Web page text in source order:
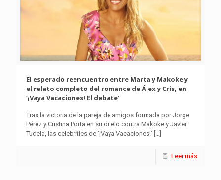
El esperado reencuentro entre Marta y Makoke y
el relato completo del romance de Álex y Cris, en
‘¡Vaya Vacaciones! El debate’
Tras la victoria de la pareja de amigos formada por Jorge
Pérez y Cristina Porta en su duelo contra Makoke y Javier
Tudela, las celebrities de ‘¡Vaya Vacaciones!’
Leer más